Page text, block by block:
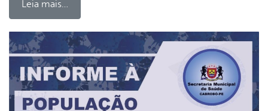
Leia mais…